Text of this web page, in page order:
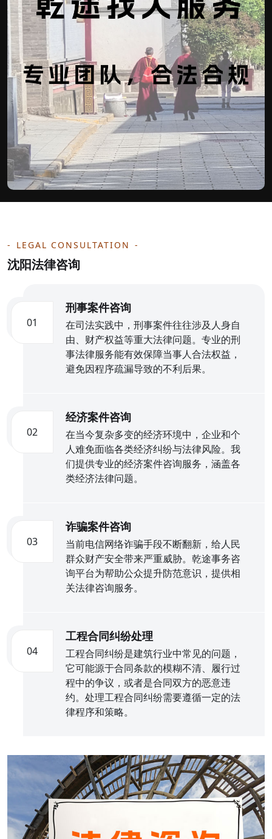
LEGAL CONSULTATION
沈阳法律咨询
01
刑事案件咨询
在司法实践中，刑事案件往往涉及人身自
由、财产权益等重大法律问题。专业的刑
事法律服务能有效保障当事人合法权益，
避免因程序疏漏导致的不利后果。
02
经济案件咨询
在当今复杂多变的经济环境中，企业和个
人难免面临各类经济纠纷与法律风险。我
们提供专业的经济案件咨询服务，涵盖各
类经济法律问题。
03
诈骗案件咨询
当前电信网络诈骗手段不断翻新，给人民
群众财产安全带来严重威胁。乾途事务咨
询平台为帮助公众提升防范意识，提供相
关法律咨询服务。
04
工程合同纠纷处理
工程合同纠纷是建筑行业中常见的问题，
它可能源于合同条款的模糊不清、履行过
程中的争议，或者是合同双方的恶意违
约。处理工程合同纠纷需要遵循一定的法
律程序和策略。